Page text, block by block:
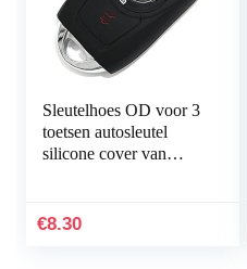
Sleutelhoes OD voor 3
toetsen autosleutel
silicone cover van
€8.30